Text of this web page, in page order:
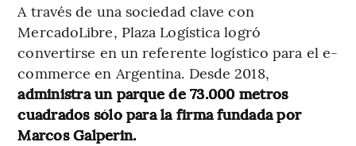
A través de una sociedad clave con
MercadoLibre, Plaza Logística logró
convertirse en un referente logístico para el e-
commerce en Argentina. Desde 2018,
administra un parque de 73.000 metros
cuadrados sólo para la firma fundada por
Marcos Galperin.